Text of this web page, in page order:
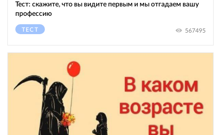
Тест: скажите, что вы видите первым и мы отгадаем вашу
профессию
ТЕСТ 567495